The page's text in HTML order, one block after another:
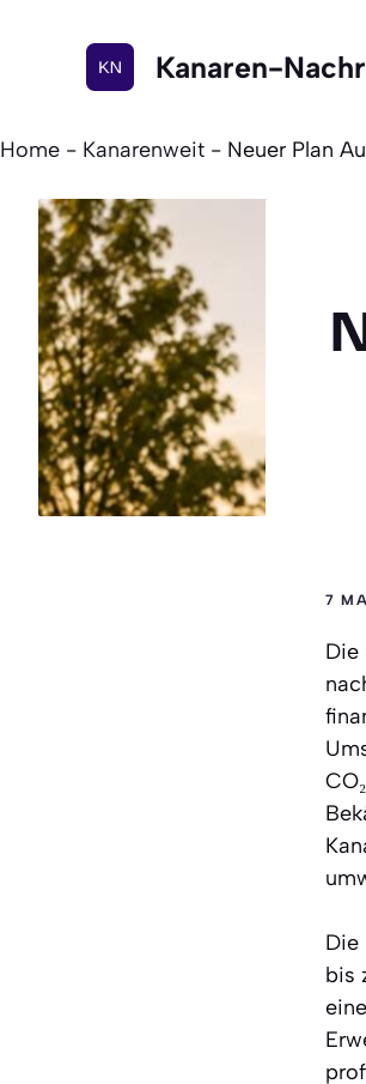
Kanaren-
Home - Kanarenweit - Neuer Plan
7
Die
Die
bis